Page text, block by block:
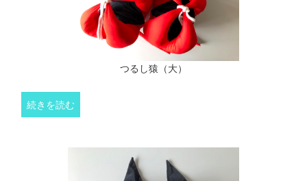
つるし猿（大）
続きを読む